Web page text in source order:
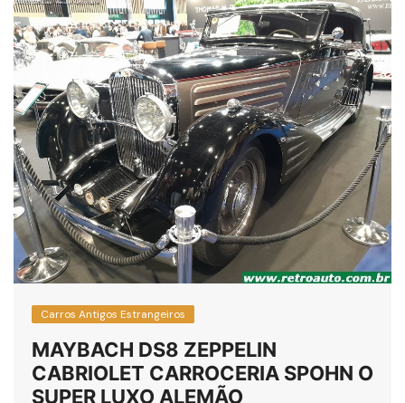
Carros Antigos Estrangeiros
MAYBACH DS8 ZEPPELIN
CABRIOLET CARROCERIA SPOHN O
SUPER LUXO ALEMÃO